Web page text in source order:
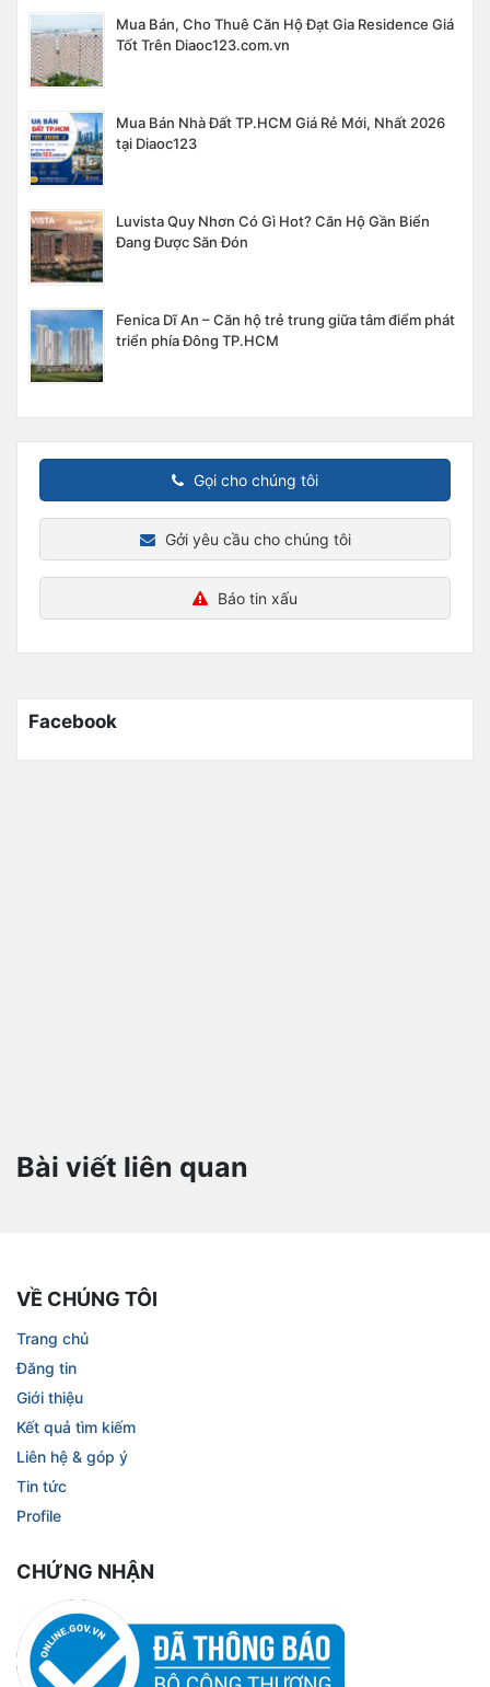
Mua Bán, Cho Thuê Căn Hộ Đạt Gia Residence Giá
Tốt Trên Diaoc123.com.vn
Mua Bán Nhà Đất TP.HCM Giá Rẻ Mới, Nhất 2026
tại Diaoc123
Luvista Quy Nhơn Có Gì Hot? Căn Hộ Gần Biển
Đang Được Săn Đón
Fenica Dĩ An – Căn hộ trẻ trung giữa tâm điểm phát
triển phía Đông TP.HCM
Gọi cho chúng tôi
Gởi yêu cầu cho chúng tôi
Báo tin xấu
Facebook
Bài viết liên quan
VỀ CHÚNG TÔI
Trang chủ
Đăng tin
Giới thiệu
Kết quả tìm kiếm
Liên hệ & góp ý
Tin tức
Profile
CHỨNG NHẬN